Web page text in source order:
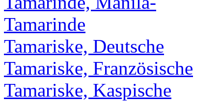
Tamarinde
Tamariske, Deutsche
Tamariske, Französische
Tamariske, Kaspische